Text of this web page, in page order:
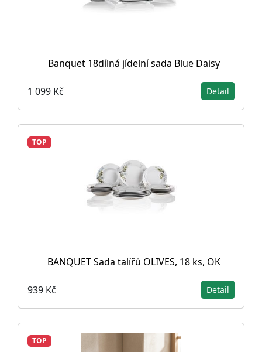
Banquet 18dílná jídelní sada Blue Daisy
1 099 Kč Detail
TOP
BANQUET Sada talířů OLIVES, 18 ks, OK
939 Kč Detail
TOP